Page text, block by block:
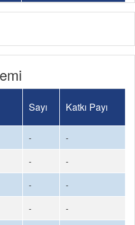
Sayı Katkı Payı
-
-
-
-
-
-
-
-